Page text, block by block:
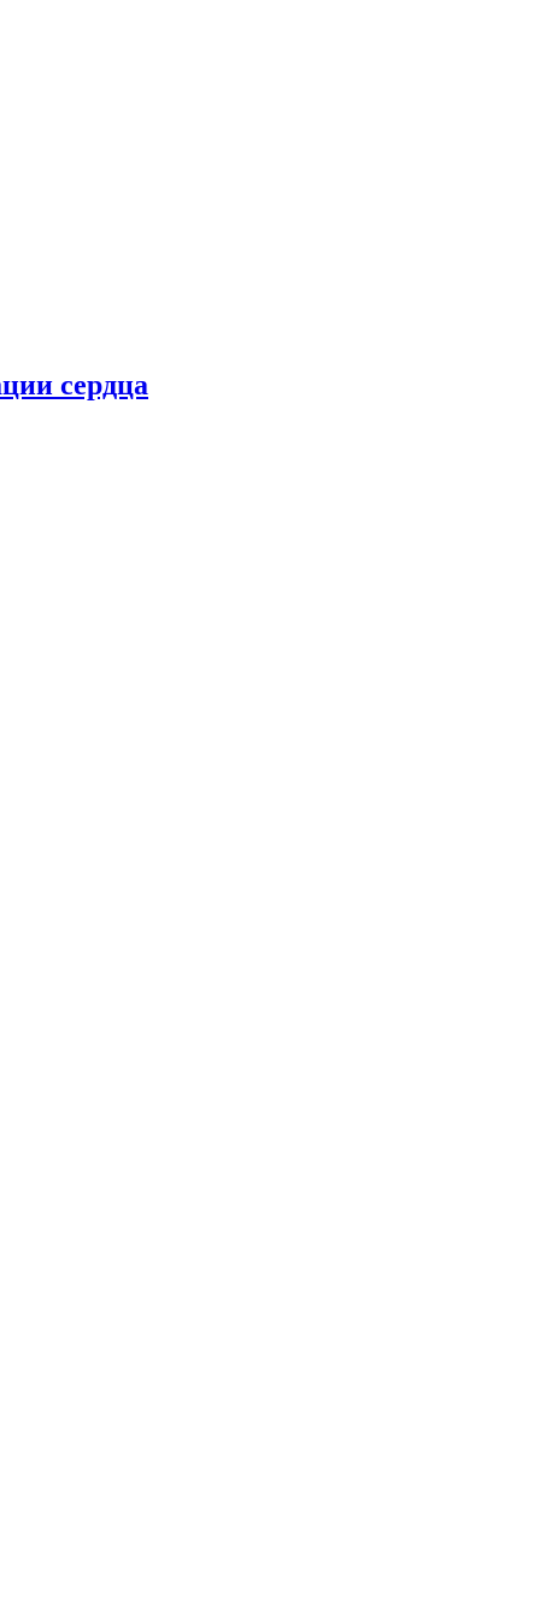
сердца